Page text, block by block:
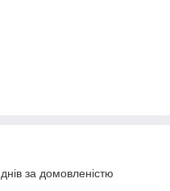
за домовленістю